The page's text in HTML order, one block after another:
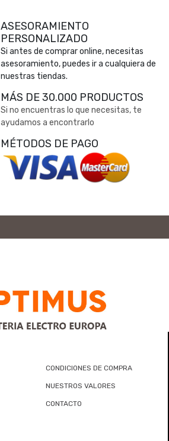
ASESORAMIENTO
PERSONALIZADO
Si antes de comprar online, necesitas
asesoramiento, puedes ir a cualquiera de
nuestras tiendas.
MÁS DE 30.000 PRODUCTOS
Si no encuentras lo que necesitas, te
ayudamos a encontrarlo
MÉTODOS DE PAGO
CONDICIONES DE COMPRA
NUESTROS VALORES
CONTACTO